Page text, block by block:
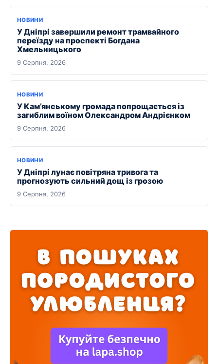
НОВИНИ
У Дніпрі завершили ремонт трамвайного
переїзду на проспекті Богдана
Хмельницького
9 Серпня, 2026
НОВИНИ
У Кам’янському громада попрощається із
загиблим воїном Олександром Андрієнком
9 Серпня, 2026
НОВИНИ
У Дніпрі лунає повітряна тривога та
прогнозують сильний дощ із грозою
9 Серпня, 2026